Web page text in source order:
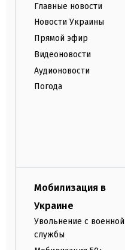
Главные новости
Новости Украины
Прямой эфир
Видеоновости
Аудионовости
Погода
Мобилизация в
Украине
Увольнение с военной
службы